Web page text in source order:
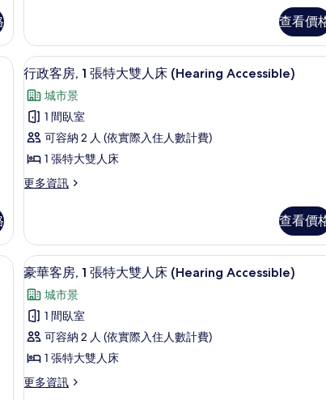
人
床,
城
市
景
觀,
邊
間
有
相
片
1
張
特
大
雙
人
床,
城
市
觀,
詳
情
查看價
房內保險箱
顯
示
行
政
客
1
特
大
雙
人
床
(Hearing
Accessible)
的
高級寢具、舒適加層、迷你吧
6
行政客房, 1 張特大雙人床 (Hearing Accessible)
城市景
1 間臥室
可容納 2 人 (依實際入住人數計費)
1 張特大雙人床
更多資訊
更
客
房,
1
特
大
雙
人
床
Accessible)
查看價
房內保險箱
顯
示
豪
華
客
1
高級寢具、舒適加層、迷你吧
6
豪華客房, 1 張特大雙人床 (Hearing Accessible)
城市景
1 間臥室
可容納 2 人 (依實際入住人數計費)
1 張特大雙人床
更多資訊
更